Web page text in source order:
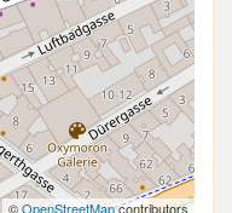
©OpenStreetMapcontributors